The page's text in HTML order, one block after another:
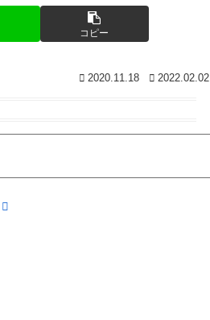
コピー
2020.11.18 2022.02.02